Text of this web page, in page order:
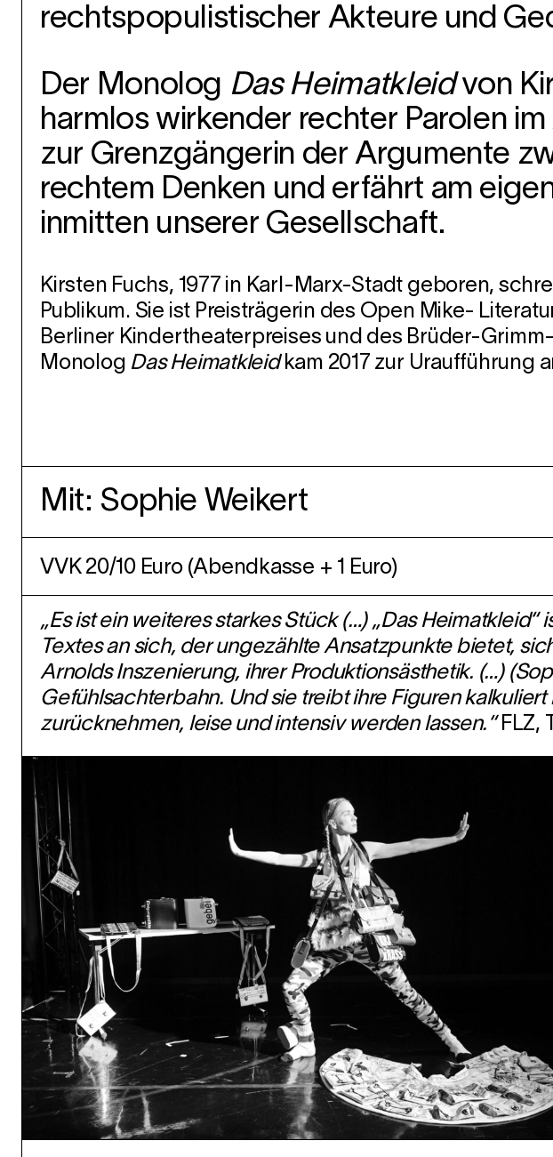
rechtspopulistischer Akteure und
Der Monolog Das Heimatkleidvon
harmlos wirkender rechter Parolen
zur Grenzgängerin der Argumente
rechtem Denken und erfährt am
inmitten unserer Gesellschaft.
Kirsten Fuchs, 1977 in Karl-Marx-Stadt geboren,
Publikum. Sie ist Preisträgerin des Open Mike-
Berliner Kindertheaterpreises und des Brüder-
Monolog Das Heimatkleidkam 2017 zur Uraufführung
Mit: Sophie Weikert
VVK 20/10 Euro (Abendkasse + 1 Euro)
„Es ist ein weiteres starkes Stück (…) „Das
Textes an sich, der ungezählte Ansatzpunkte bietet,
Arnolds Inszenierung, ihrer Produktionsästhetik. (…)
Gefühlsachterbahn. Und sie treibt ihre Figuren
zurücknehmen, leise und intensiv werden lassen.“FLZ,